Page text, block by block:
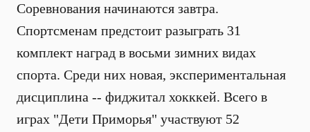
Соревнования начинаются завтра.
Спортсменам предстоит разыграть 31
комплект наград в восьми зимних видах
спорта. Среди них новая, экспериментальная
дисциплина -- фиджитал хокккей. Всего в
играх "Дети Приморья" участвуют 52